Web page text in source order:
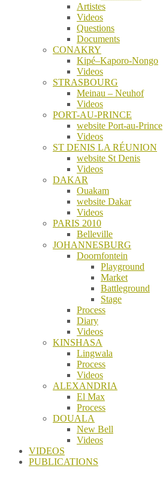
Artistes
Videos
Questions
Documents
CONAKRY
Kipé–Kaporo-Nongo
Videos
STRASBOURG
Meinau – Neuhof
Videos
PORT-AU-PRINCE
website Port-au-Prince
Videos
ST DENIS LA RÉUNION
website St Denis
Videos
DAKAR
Ouakam
website Dakar
Videos
PARIS 2010
Belleville
JOHANNESBURG
Doornfontein
Playground
Market
Battleground
Stage
Process
Diary
Videos
KINSHASA
Lingwala
Process
Videos
ALEXANDRIA
El Max
Process
DOUALA
New Bell
Videos
VIDEOS
PUBLICATIONS